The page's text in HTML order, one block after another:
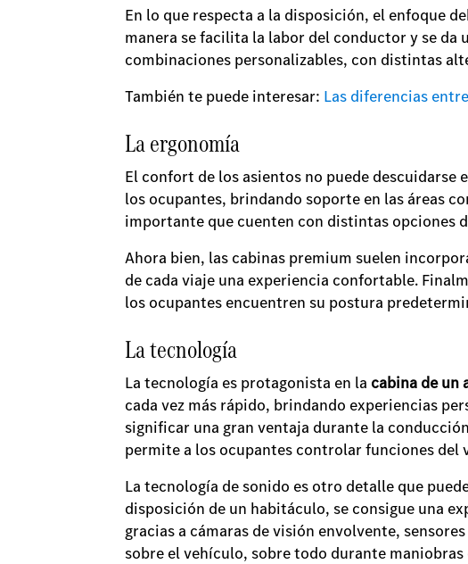
En lo que respecta a la disposición, el enfoque
manera se facilita la labor del conductor y se da
combinaciones personalizables, con distintas
También te puede interesar: Las diferencias
La ergonomía
El confort de los asientos no puede descuidarse
los ocupantes, brindando soporte en las áreas
importante que cuenten con distintas opciones
Ahora bien, las cabinas premium suelen
de cada viaje una experiencia confortable.
los ocupantes encuentren su postura
La tecnología
La tecnología es protagonista en la cabina de un
cada vez más rápido, brindando experiencias
significar una gran ventaja durante la
permite a los ocupantes controlar funciones del
La tecnología de sonido es otro detalle que
disposición de un habitáculo, se consigue una
gracias a cámaras de visión envolvente,
sobre el vehículo, sobre todo durante maniobras